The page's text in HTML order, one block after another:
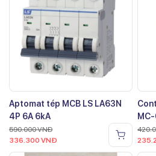
Aptomat tép MCB LS LA63N
4P 6A 6kA
590.000VNĐ
336.300 VNĐ